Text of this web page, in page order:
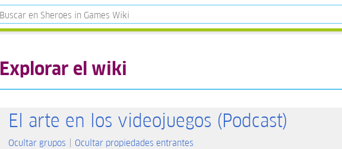
Explorar el wiki
El arte en los videojuegos (Podcast)
Ocultar grupos Ocultar propiedades entrantes